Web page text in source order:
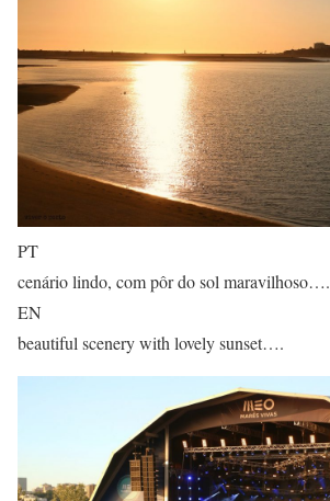
PT
cenário lindo, com pôr do sol maravilhoso….
EN
beautiful scenery with lovely sunset….